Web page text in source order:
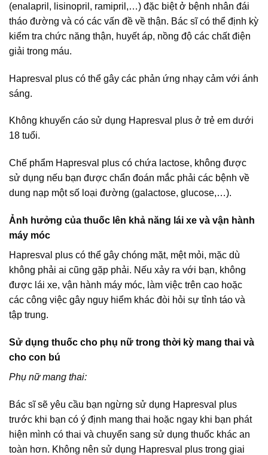
(enalapril, lisinopril, ramipril,…) đặc biệt ở bệnh nhân đái
tháo đường và có các vấn đề về thận. Bác sĩ có thể định kỳ
kiểm tra chức năng thận, huyết áp, nồng độ các chất điện
giải trong máu.
Hapresval plus có thể gây các phản ứng nhạy cảm với ánh
sáng.
Không khuyến cáo sử dụng Hapresval plus ở trẻ em dưới
18 tuổi.
Chế phẩm Hapresval plus có chứa lactose, không được
sử dụng nếu bạn được chẩn đoán mắc phải các bệnh về
dung nạp một số loại đường (galactose, glucose,…).
Ảnh hưởng của thuốc lên khả năng lái xe và vận hành
máy móc
Hapresval plus có thể gây chóng mặt, mệt mỏi, mặc dù
không phải ai cũng gặp phải. Nếu xảy ra với bạn, không
được lái xe, vận hành máy móc, làm việc trên cao hoặc
các công việc gây nguy hiểm khác đòi hỏi sự tỉnh táo và
tập trung.
Sử dụng thuốc cho phụ nữ trong thời kỳ mang thai và
cho con bú
Phụ nữ mang thai:
Bác sĩ sẽ yêu cầu bạn ngừng sử dụng Hapresval plus
trước khi bạn có ý định mang thai hoặc ngay khi bạn phát
hiện mình có thai và chuyển sang sử dụng thuốc khác an
toàn hơn. Không nên sử dụng Hapresval plus trong giai